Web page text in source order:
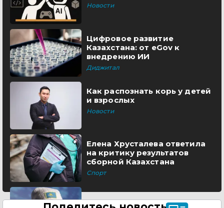
Новости
Цифровое развитие
Казахстана: от eGov к
внедрению ИИ
Диджитал
Как распознать корь у детей
и взрослых
Новости
Елена Хрусталева ответила
на критику результатов
сборной Казахстана
Спорт